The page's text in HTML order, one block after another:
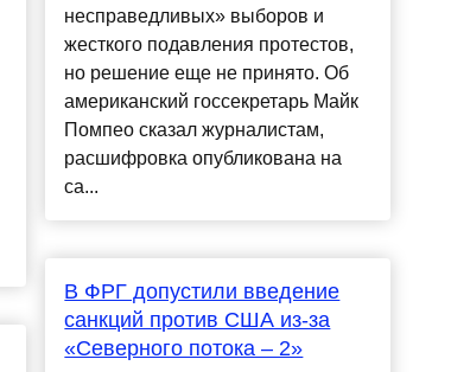
несправедливых» выборов и
жесткого подавления протестов,
но решение еще не принято. Об
американский госсекретарь Майк
Помпео сказал журналистам,
расшифровка опубликована на
са...
В ФРГ допустили введение
санкций против США из-за
«Северного потока – 2»